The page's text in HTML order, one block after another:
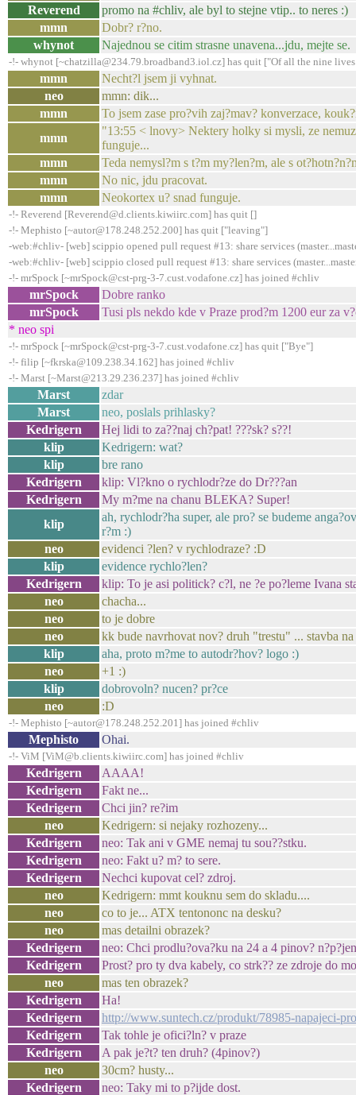
Reverend
promo na #chliv, ale byl to stejne vtip.. to neres :)
mmn
Dobr? r?no.
whynot
Najednou se citim strasne unavena...jdu, mejte se.
-!- whynot [~chatzilla@234.79.broadband3.iol.cz] has quit ["Of all the nine
mmn
Necht?l jsem ji vyhnat.
neo
mmn: dik...
mmn
To jsem zase pro?vih zaj?mav? konverzace,
mmn
"13:55 < lnovy> Nektery holky si mysli, ze
funguje...
mmn
Teda nemysl?m s t?m my?len?m, ale s
mmn
No nic, jdu pracovat.
mmn
Neokortex u? snad funguje.
-!- Reverend [Reverend@d.clients.kiwiirc.com] has quit []
-!- Mephisto [~autor@178.248.252.200] has quit ["leaving"]
-web:#chliv- [web] scippio opened pull request #13: share services
-web:#chliv- [web] scippio closed pull request #13: share services
-!- mrSpock [~mrSpock@cst-prg-3-7.cust.vodafone.cz] has joined #chliv
mrSpock
Dobre ranko
mrSpock
Tusi pls nekdo kde v Praze prod?m 1200 eur za
* neo spi
-!- mrSpock [~mrSpock@cst-prg-3-7.cust.vodafone.cz] has quit ["Bye"]
-!- filip [~fkrska@109.238.34.162] has joined #chliv
-!- Marst [~Marst@213.29.236.237] has joined #chliv
Marst
zdar
Marst
neo, poslals prihlasky?
Kedrigern
Hej lidi to za??naj ch?pat! ???sk? s??!
klip
Kedrigern: wat?
klip
bre rano
Kedrigern
klip: Vl?kno o rychlodr?ze do Dr???an
Kedrigern
My m?me na chanu BLEKA? Super!
klip
ah, rychlodr?ha super, ale pro? se budeme
r?m :)
neo
evidenci ?len? v rychlodraze? :D
klip
evidence rychlo?len?
Kedrigern
klip: To je asi politick? c?l, ne ?e po?leme Ivana
neo
chacha...
neo
to je dobre
neo
kk bude navrhovat nov? druh "trestu" ... stavba
klip
aha, proto m?me to autodr?hov? logo :)
neo
+1 :)
klip
dobrovoln? nucen? pr?ce
neo
:D
-!- Mephisto [~autor@178.248.252.201] has joined #chliv
Mephisto Ohai.
-!- ViM [ViM@b.clients.kiwiirc.com] has joined #chliv
Kedrigern
AAAA!
Kedrigern
Fakt ne...
Kedrigern
Chci jin? re?im
neo
Kedrigern: si nejaky rozhozeny...
Kedrigern
neo: Tak ani v GME nemaj tu sou??stku.
Kedrigern
neo: Fakt u? m? to sere.
Kedrigern
Nechci kupovat cel? zdroj.
neo
Kedrigern: mmt kouknu sem do skladu....
neo
co to je... ATX tentononc na desku?
neo
mas detailni obrazek?
Kedrigern
neo: Chci prodlu?ova?ku na 24 a 4 pinov?
Kedrigern
Prost? pro ty dva kabely, co strk?? ze zdroje do
neo
mas ten obrazek?
Kedrigern
Ha!
Kedrigern
http://www.suntech.cz/produkt/78985-napajeci-
Kedrigern
Tak tohle je ofici?ln? v praze
Kedrigern
A pak je?t? ten druh? (4pinov?)
neo
30cm? husty...
Kedrigern
neo: Taky mi to p?ijde dost.